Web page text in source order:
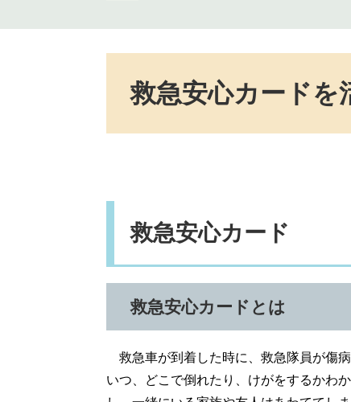
救急安心カードを
救急安心カード
救急安心カードとは
救急車が到着した時に、救急隊員が傷
いつ、どこで倒れたり、けがをするかわ